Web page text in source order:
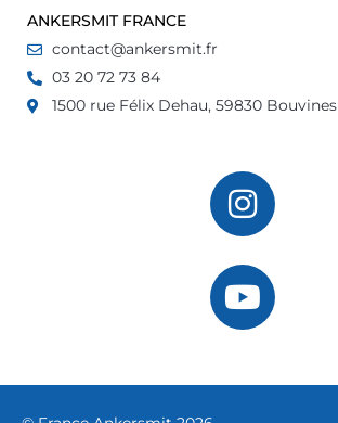
ANKERSMIT FRANCE
contact@ankersmit.fr
03 20 72 73 84
1500 rue Félix Dehau, 59830 Bouvines